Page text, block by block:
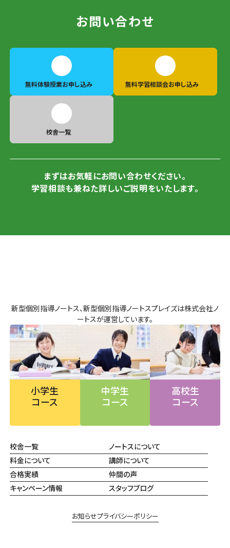
お問い合わせ
無料体験授業お申し込み 無料学習相談会お申し込み
校舎一覧
まずはお気軽にお問い合わせください。
学習相談も兼ねた詳しいご説明をいたします。
新型個別指導ノートス、新型個別指導ノートスプレイズは株式会社ノ
ートスが運営しています。
小学生
コース
中学生
コース
高校生
コース
校舎一覧
ノートスについて
料金について
講師について
合格実績
仲間の声
キャンペーン情報
スタッフブログ
お知らせプライバシーポリシー